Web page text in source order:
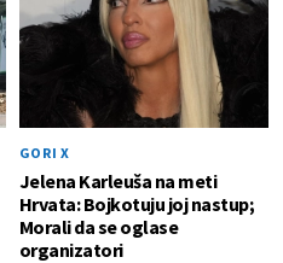
GORI X
Jelena Karleuša na meti
Hrvata: Bojkotuju joj nastup;
Morali da se oglase
organizatori